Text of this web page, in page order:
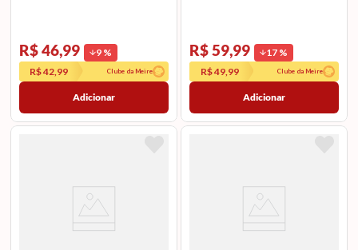
R$ 46,99 9%
R$ 42,99
Clube da Meire
Adicionar
R$ 59,99 17 %
R$ 49,99
Clube da Meire
Adicionar